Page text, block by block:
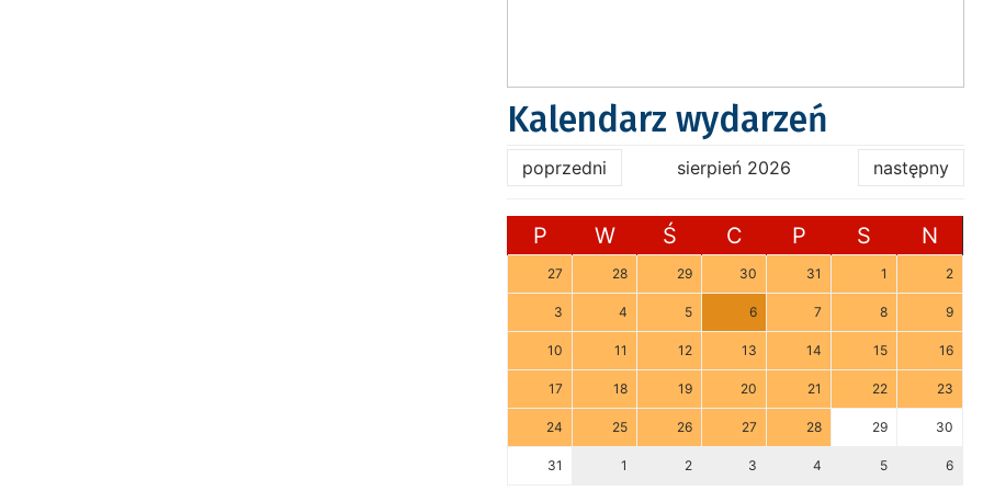
Kalendarz wydarzeń
poprzedni sierpień 2026 następny
P W Ś C P S N
27 28 29 30 31 1 2
3 4 5 6 7 8 9
10 11 12 13 14 15 16
17 18 19 20 21 22 23
24 25 26 27 28 29 30
31 1 2 3 4 5 6